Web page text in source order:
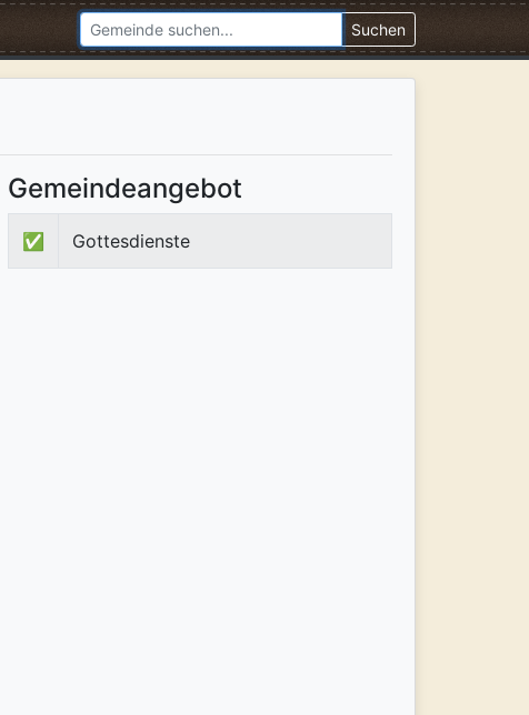
Suchen
Gemeindeangebot
✅ Gottesdienste